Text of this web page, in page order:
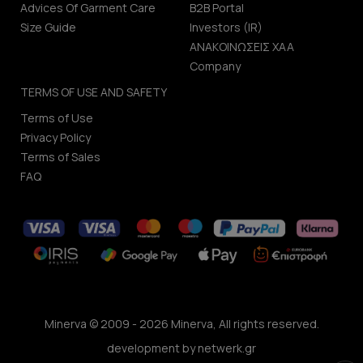
Advices Of Garment Care
Size Guide
B2B Portal
Investors (IR)
ΑΝΑΚΟΙΝΩΣΕΙΣ ΧΑΑ
Company
TERMS OF USE AND SAFETY
Terms of Use
Privacy Policy
Terms of Sales
FAQ
Minerva © 2009 - 2026 Minerva, All rights reserved.
development bynetwerk.gr